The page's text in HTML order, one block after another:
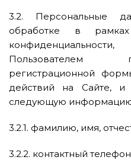
3.2. Персональные
обработке в
Пользователем
регистрационной
действий на Сайте, и
следующую
3.2.1. фамилию, имя,
3.2.2. контактный